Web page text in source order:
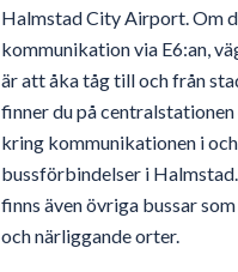
Halmstad City Airport. Om
kommunikation via E6:an,
är att åka tåg till och från
finner du på
kring kommunikationen i
bussförbindelser i
finns även övriga bussar
och närliggande orter.